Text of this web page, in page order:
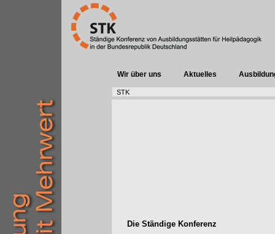
Wir über uns Aktuelles
STK
Die Ständige Konferenz